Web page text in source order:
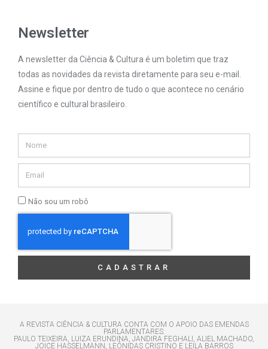
Newsletter
A newsletter da Ciência & Cultura é um boletim que traz
todas as novidades da revista diretamente para seu e-mail.
Assine e fique por dentro de tudo o que acontece no cenário
científico e cultural brasileiro.
Não sou um robô
CADASTRAR
A REVISTA CIÊNCIA & CULTURA CONTA COM O APOIO DAS EMENDAS
PARLAMENTARES:
PAULO TEIXEIRA, LUIZA ERUNDINA, JANDIRA FEGHALI, ALIEL MACHADO,
JOICE HASSELMANN, LEÔNIDAS CRISTINO E LEILA BARROS